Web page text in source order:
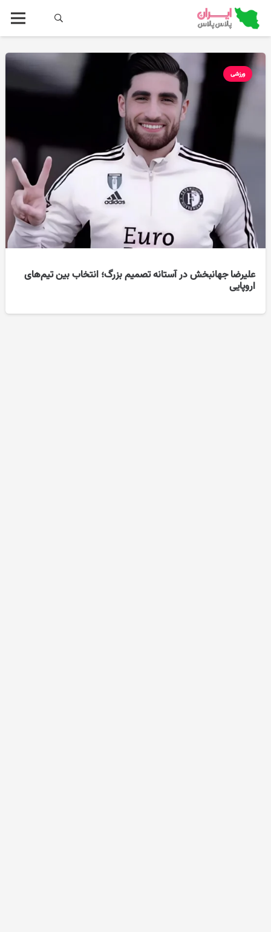
ورزشی
علیرضا جهانبخش در آستانه تصمیم بزرگ؛ انتخاب بین تیم‌های
اروپایی